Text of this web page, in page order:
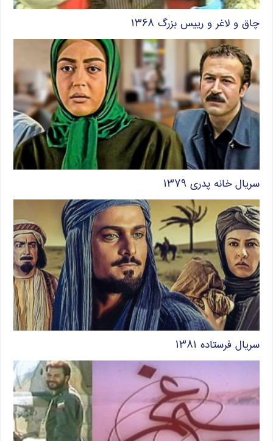
چاق و لاغر و رییس بزرگ ۱۳۶۸
سریال خانه پدری ۱۳۷۹
سریال فرستاده ۱۳۸۱